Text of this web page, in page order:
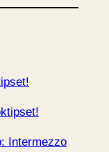
Intermezzo